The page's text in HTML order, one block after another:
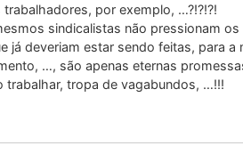
por exemplo, …?!?!?!
sindicalistas não pressionam
já deveriam estar sendo feitas, para
…, são apenas eternas
trabalhar, tropa de vagabundos, …!!!